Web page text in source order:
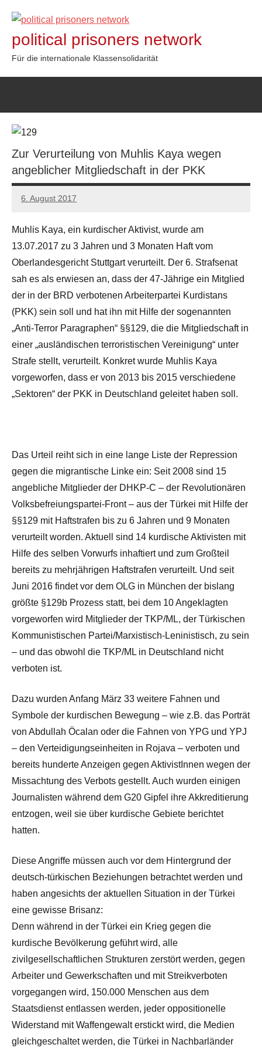
Inhalt
springen
political prisoners network
Für die internationale Klassensolidarität
Zur Verurteilung von Muhlis Kaya wegen
angeblicher Mitgliedschaft in der PKK
6. August 2017
admin
Muhlis Kaya, ein kurdischer Aktivist, wurde am
13.07.2017 zu 3 Jahren und 3 Monaten Haft vom
Oberlandesgericht Stuttgart verurteilt. Der 6. Strafsenat
sah es als erwiesen an, dass der 47-Jährige ein Mitglied
der in der BRD verbotenen Arbeiterpartei Kurdistans
(PKK) sein soll und hat ihn mit Hilfe der sogenannten
„Anti-Terror Paragraphen“ §§129, die die Mitgliedschaft in
einer „ausländischen terroristischen Vereinigung“ unter
Strafe stellt, verurteilt. Konkret wurde Muhlis Kaya
vorgeworfen, dass er von 2013 bis 2015 verschiedene
„Sektoren“ der PKK in Deutschland geleitet haben soll.
Das Urteil reiht sich in eine lange Liste der Repression
gegen die migrantische Linke ein: Seit 2008 sind 15
angebliche Mitglieder der DHKP-C – der Revolutionären
Volksbefreiungspartei-Front – aus der Türkei mit Hilfe der
§§129 mit Haftstrafen bis zu 6 Jahren und 9 Monaten
verurteilt worden. Aktuell sind 14 kurdische Aktivisten mit
Hilfe des selben Vorwurfs inhaftiert und zum Großteil
bereits zu mehrjährigen Haftstrafen verurteilt. Und seit
Juni 2016 findet vor dem OLG in München der bislang
größte §129b Prozess statt, bei dem 10 Angeklagten
vorgeworfen wird Mitglieder der TKP/ML, der Türkischen
Kommunistischen Partei/Marxistisch-Leninistisch, zu sein
– und das obwohl die TKP/ML in Deutschland nicht
verboten ist.
Dazu wurden Anfang März 33 weitere Fahnen und
Symbole der kurdischen Bewegung – wie z.B. das Porträt
von Abdullah Öcalan oder die Fahnen von YPG und YPJ
– den Verteidigungseinheiten in Rojava – verboten und
bereits hunderte Anzeigen gegen AktivistInnen wegen der
Missachtung des Verbots gestellt. Auch wurden einigen
Journalisten während dem G20 Gipfel ihre Akkreditierung
entzogen, weil sie über kurdische Gebiete berichtet
hatten.
Diese Angriffe müssen auch vor dem Hintergrund der
deutsch-türkischen Beziehungen betrachtet werden und
haben angesichts der aktuellen Situation in der Türkei
eine gewisse Brisanz:
Denn während in der Türkei ein Krieg gegen die
kurdische Bevölkerung geführt wird, alle
zivilgesellschaftlichen Strukturen zerstört werden, gegen
Arbeiter und Gewerkschaften und mit Streikverboten
vorgegangen wird, 150.000 Menschen aus dem
Staatsdienst entlassen werden, jeder oppositionelle
Widerstand mit Waffengewalt erstickt wird, die Medien
gleichgeschaltet werden, die Türkei in Nachbarländer